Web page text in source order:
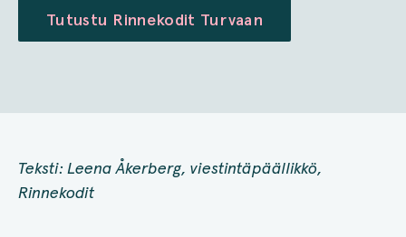
Tutustu Rinnekodit Turvaan
Teksti: Leena Åkerberg, viestintäpäällikkö,
Rinnekodit